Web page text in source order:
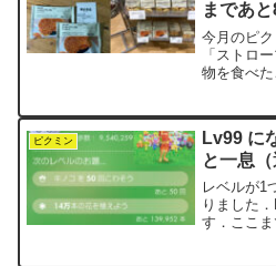
まであと
今月のピ
「ストロ
物を食べた
「これは
「月餅」
ピクミン
Lv99 に
と一息
レベルが1
りました
す．ここ